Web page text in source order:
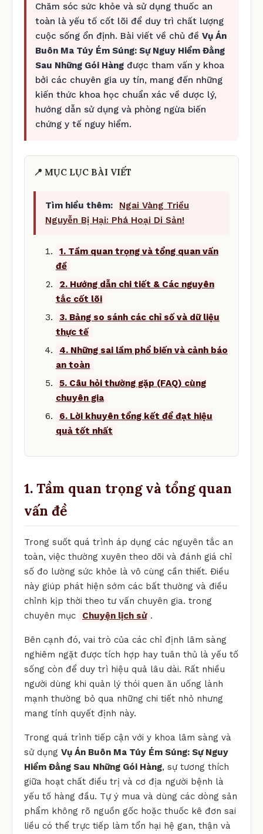
Chăm sóc sức khỏe và sử dụng thuốc an
toàn là yếu tố cốt lõi để duy trì chất lượng
cuộc sống ổn định. Bài viết về chủ đề Vụ Án
Buôn Ma Túy Ém Súng: Sự Nguy Hiểm Đằng
Sau Những Gói Hàng được tham vấn y khoa
bởi các chuyên gia uy tín, mang đến những
kiến thức khoa học chuẩn xác về dược lý,
hướng dẫn sử dụng và phòng ngừa biến
chứng y tế nguy hiểm.
📍 MỤC LỤC BÀI VIẾT
Tìm hiểu thêm:
Ngai Vàng Triều
Nguyễn Bị Hại: Phá Hoại Di Sản!
1. Tầm quan trọng và tổng quan vấn
đề
2. Hướng dẫn chi tiết & Các nguyên
tắc cốt lõi
3. Bảng so sánh các chỉ số và dữ liệu
thực tế
4. Những sai lầm phổ biến và cảnh báo
an toàn
5. Câu hỏi thường gặp (FAQ) cùng
chuyên gia
6. Lời khuyên tổng kết để đạt hiệu
quả tốt nhất
1. Tầm quan trọng và tổng quan
vấn đề
Trong suốt quá trình áp dụng các nguyên tắc an
toàn, việc thường xuyên theo dõi và đánh giá chỉ
số đo lường sức khỏe là vô cùng cần thiết. Điều
này giúp phát hiện sớm các bất thường và điều
chỉnh kịp thời theo tư vấn chuyên gia. trong
chuyên mục
Chuyện lịch sử .
Bên cạnh đó, vai trò của các chỉ định lâm sàng
nghiêm ngặt được tích hợp hay tuân thủ là yếu tố
sống còn để duy trì hiệu quả lâu dài. Rất nhiều
người dùng khi quản lý thói quen ăn uống lành
mạnh thường bỏ qua những chi tiết nhỏ nhưng
mang tính quyết định này.
Trong quá trình tiếp cận với y khoa lâm sàng và
sử dụng Vụ Án Buôn Ma Túy Ém Súng: Sự Nguy
Hiểm Đằng Sau Những Gói Hàng, sự tương thích
giữa hoạt chất điều trị và cơ địa người bệnh là
yếu tố hàng đầu. Tự ý mua và dùng các dòng sản
phẩm không rõ nguồn gốc hoặc thuốc kê đơn sai
liều có thể trực tiếp làm tổn hại hệ gan, thận và